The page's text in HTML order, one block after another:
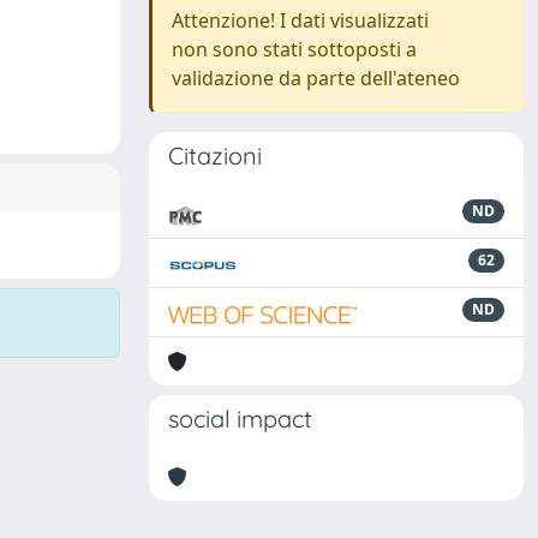
Attenzione! I dati visualizzati
non sono stati sottoposti a
validazione da parte dell'ateneo
Citazioni
ND
62
ND
social impact